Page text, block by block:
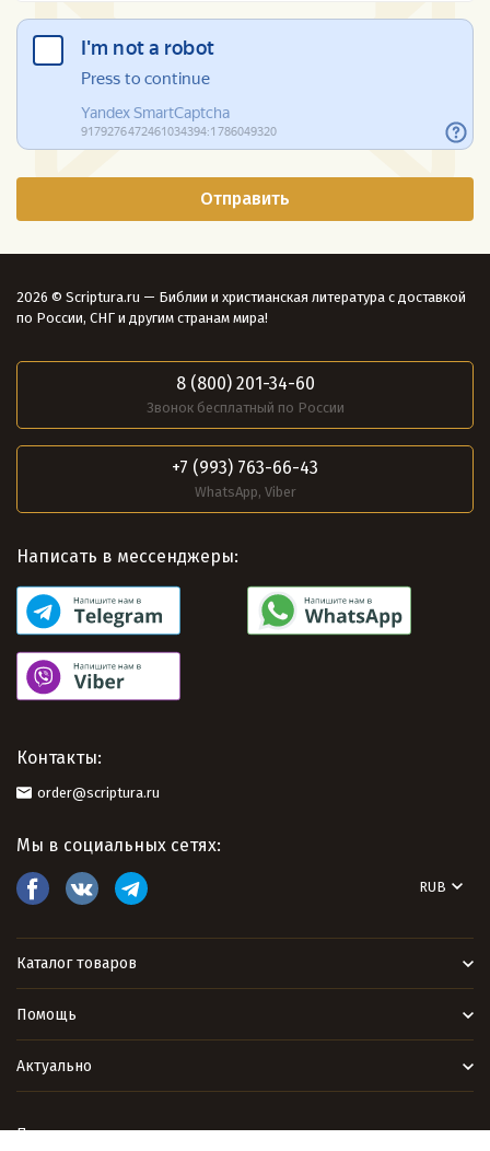
2026 © Scriptura.ru — Библии и христианская литература с доставкой
по России, СНГ и другим странам мира!
8 (800) 201-34-60
Звонок бесплатный по России
+7 (993) 763-66-43
WhatsApp, Viber
Написать в мессенджеры:
Контакты:
order@scriptura.ru
Мы в социальных сетях:
RUB
Каталог товаров
Помощь
Актуально
Политика персональных данных